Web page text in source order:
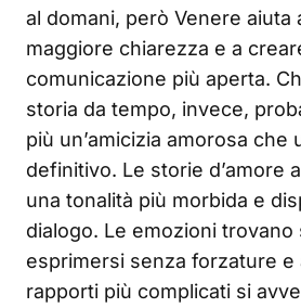
al domani, però Venere aiuta
maggiore chiarezza e a
comunicazione più aperta.
storia da tempo, invece,
più un’amicizia amorosa che
definitivo. Le storie d’amore
una tonalità più morbida e
dialogo. Le emozioni trovano
esprimersi senza forzature e
rapporti più complicati si